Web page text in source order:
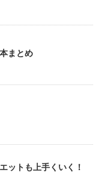
まとめ
ットも上手くいく！